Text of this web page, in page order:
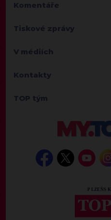
Komentáře
Tiskové zprávy
V médiích
Kontakty
TOP tým